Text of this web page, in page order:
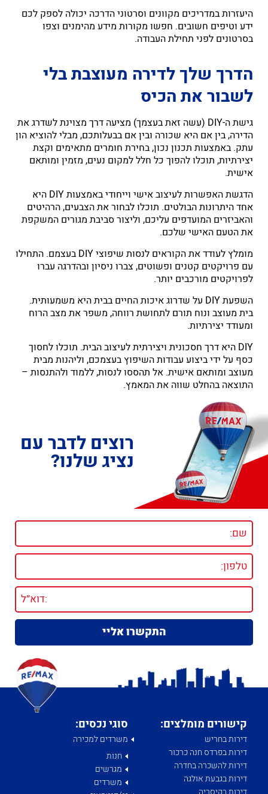
היעזרות במדריכים מקוונים וסרטוני הדרכה יכולה לספק לכם
ידע וטיפים חשובים. חפשו מקורות מידע מהימנים וצפו
בסרטונים לפני תחילת העבודה.
הדרך שלך לדירה מעוצבת בלי
לשבור את הכיס
גישת ה-DIY (עשה זאת בעצמך) מציעה דרך מצוינת לשדרג את
הדירה, בין אם היא שכורה ובין אם בבעלותכם, מבלי להוציא הון
עתק. באמצעות תכנון נכון, בחירת חומרים מתאימים וקצת
יצירתיות, תוכלו להפוך כל חלל למקום נעים, מזמין ומותאם
אישית.
הדגשת האפשרות לעיצוב אישי וייחודי באמצעות DIY היא
אחד היתרונות הבולטים. תוכלו לבחור את הצבעים, הרהיטים
והאביזרים המועדפים עליכם, וליצור סביבת מגורים המשקפת
את הטעם האישי שלכם.
מומלץ לעודד את הקוראים לנסות שיפוצי DIY בעצמם. התחילו
עם פרויקטים קטנים ופשוטים, צברו ניסיון ובהדרגה עברו
לפרויקטים מורכבים יותר.
השפעת DIY על שדרוג איכות החיים בבית היא משמעותית.
בית מעוצב ונוח תורם לתחושת רווחה, משפר את מצב הרוח
ומעודד יצירתיות.
DIY היא דרך חסכונית ויצירתית לעיצוב הבית. תוכלו לחסוך
כסף על ידי ביצוע עבודות השיפוץ בעצמכם, וליהנות מבית
מעוצב ומותאם אישית. אל תהססו לנסות, ללמוד ולהתנסות –
התוצאה בהחלט שווה את המאמץ.
רוצים לדבר עם
נציג שלנו?
קישורים מומלצים:
דירות בחריש
דירות בפרדס חנה כרכור
דירות להשכרה בחדרה
דירות בגבעת אולגה
סוגי נכסים:
משרדים למכירה
חנות
מגרשים
משרדים